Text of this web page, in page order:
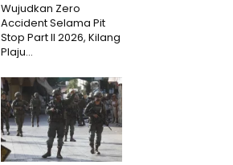
Wujudkan Zero
Accident Selama Pit
Stop Part II 2026, Kilang
Plaju...